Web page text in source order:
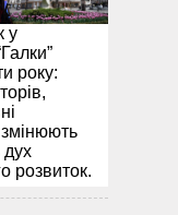
у
року:
змінюють
дух
розвиток.